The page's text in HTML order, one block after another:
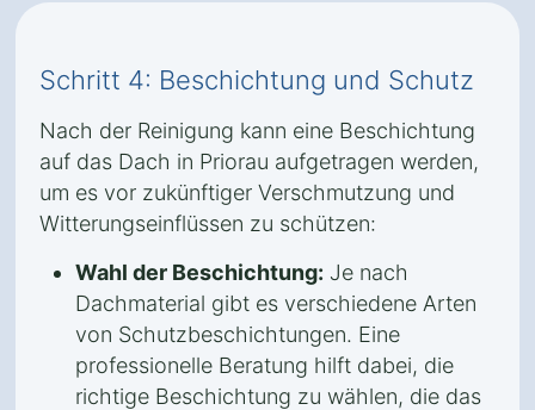
Schritt 4: Beschichtung und Schutz
Nach der Reinigung kann eine Beschichtung
auf das Dach in Priorau aufgetragen werden,
um es vor zukünftiger Verschmutzung und
Witterungseinflüssen zu schützen:
Wahl der Beschichtung: Je nach
Dachmaterial gibt es verschiedene Arten
von Schutzbeschichtungen. Eine
professionelle Beratung hilft dabei, die
richtige Beschichtung zu wählen, die das